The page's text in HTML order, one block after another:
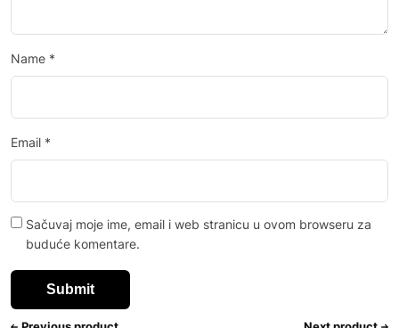
Name *
Email *
Sačuvaj moje ime, email i web stranicu u ovom browseru za
buduće komentare.